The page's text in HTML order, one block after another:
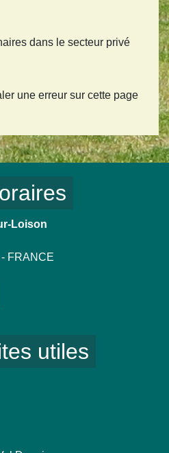
dans le secteur privé
une erreur sur cette page
Loison
FRANCE
utiles